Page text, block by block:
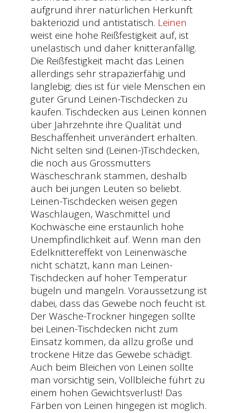
aufgrund ihrer natürlichen Herkunft
bakteriozid und antistatisch. Leinen
weist eine hohe Reißfestigkeit auf, ist
unelastisch und daher knitteranfällig.
Die Reißfestigkeit macht das Leinen
allerdings sehr strapazierfähig und
langlebig; dies ist für viele Menschen ein
guter Grund Leinen-Tischdecken zu
kaufen. Tischdecken aus Leinen können
über Jahrzehnte ihre Qualität und
Beschaffenheit unverändert erhalten.
Nicht selten sind (Leinen-)Tischdecken,
die noch aus Grossmutters
Wäscheschrank stammen, deshalb
auch bei jungen Leuten so beliebt.
Leinen-Tischdecken weisen gegen
Waschlaugen, Waschmittel und
Kochwäsche eine erstaunlich hohe
Unempfindlichkeit auf. Wenn man den
Edelknittereffekt von Leinenwäsche
nicht schätzt, kann man Leinen-
Tischdecken auf hoher Temperatur
bügeln und mangeln. Voraussetzung ist
dabei, dass das Gewebe noch feucht ist.
Der Wäsche-Trockner hingegen sollte
bei Leinen-Tischdecken nicht zum
Einsatz kommen, da allzu große und
trockene Hitze das Gewebe schädigt.
Auch beim Bleichen von Leinen sollte
man vorsichtig sein, Vollbleiche führt zu
einem hohen Gewichtsverlust! Das
Färben von Leinen hingegen ist möglich.